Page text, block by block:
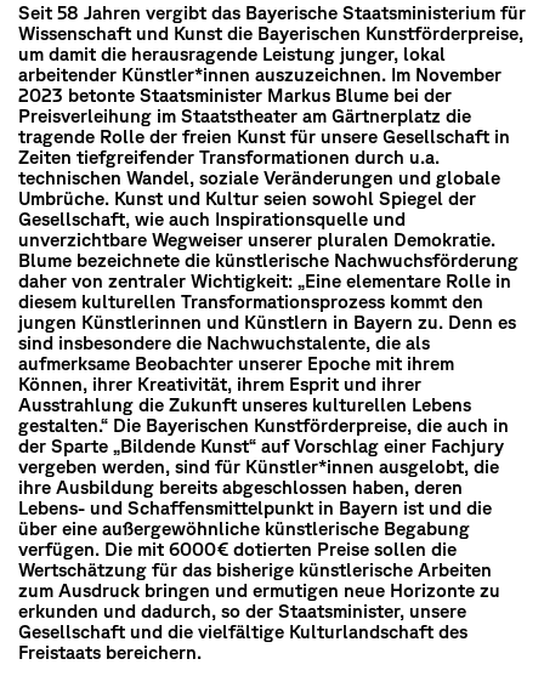
Seit 58 Jahren vergibt das Bayerische Staatsministerium für
Wissenschaft und Kunst die Bayerischen Kunstförderpreise,
um damit die herausragende Leistung junger, lokal
arbeitender Künstler*innen auszuzeichnen. Im November
2023 betonte Staatsminister Markus Blume bei der
Preisverleihung im Staatstheater am Gärtnerplatz die
tragende Rolle der freien Kunst für unsere Gesellschaft in
Zeiten tiefgreifender Transformationen durch u.a.
technischen Wandel, soziale Veränderungen und globale
Umbrüche. Kunst und Kultur seien sowohl Spiegel der
Gesellschaft, wie auch Inspirationsquelle und
unverzichtbare Wegweiser unserer pluralen Demokratie.
Blume bezeichnete die künstlerische Nachwuchsförderung
daher von zentraler Wichtigkeit: „Eine elementare Rolle in
diesem kulturellen Transformationsprozess kommt den
jungen Künstlerinnen und Künstlern in Bayern zu. Denn es
sind insbesondere die Nachwuchstalente, die als
aufmerksame Beobachter unserer Epoche mit ihrem
Können, ihrer Kreativität, ihrem Esprit und ihrer
Ausstrahlung die Zukunft unseres kulturellen Lebens
gestalten.“ Die Bayerischen Kunstförderpreise, die auch in
der Sparte „Bildende Kunst“ auf Vorschlag einer Fachjury
vergeben werden, sind für Künstler*innen ausgelobt, die
ihre Ausbildung bereits abgeschlossen haben, deren
Lebens- und Schaffensmittelpunkt in Bayern ist und die
über eine außergewöhnliche künstlerische Begabung
verfügen. Die mit 6000€ dotierten Preise sollen die
Wertschätzung für das bisherige künstlerische Arbeiten
zum Ausdruck bringen und ermutigen neue Horizonte zu
erkunden und dadurch, so der Staatsminister, unsere
Gesellschaft und die vielfältige Kulturlandschaft des
Freistaats bereichern.